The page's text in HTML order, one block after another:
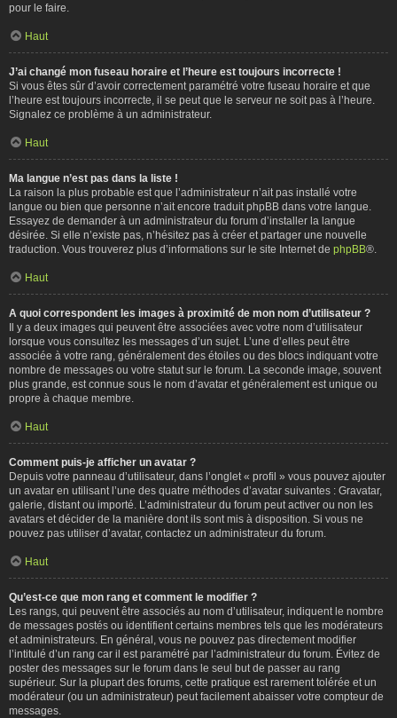
pour le faire.
Haut
J’ai changé mon fuseau horaire et l’heure est toujours incorrecte !
Si vous êtes sûr d’avoir correctement paramétré votre fuseau horaire et que
l’heure est toujours incorrecte, il se peut que le serveur ne soit pas à l’heure.
Signalez ce problème à un administrateur.
Haut
Ma langue n’est pas dans la liste !
La raison la plus probable est que l’administrateur n’ait pas installé votre
langue ou bien que personne n’ait encore traduit phpBB dans votre langue.
Essayez de demander à un administrateur du forum d’installer la langue
désirée. Si elle n’existe pas, n’hésitez pas à créer et partager une nouvelle
traduction. Vous trouverez plus d’informations sur le site Internet de phpBB®.
Haut
A quoi correspondent les images à proximité de mon nom d’utilisateur ?
Il y a deux images qui peuvent être associées avec votre nom d’utilisateur
lorsque vous consultez les messages d’un sujet. L’une d’elles peut être
associée à votre rang, généralement des étoiles ou des blocs indiquant votre
nombre de messages ou votre statut sur le forum. La seconde image, souvent
plus grande, est connue sous le nom d’avatar et généralement est unique ou
propre à chaque membre.
Haut
Comment puis-je afficher un avatar ?
Depuis votre panneau d’utilisateur, dans l’onglet « profil » vous pouvez ajouter
un avatar en utilisant l’une des quatre méthodes d’avatar suivantes : Gravatar,
galerie, distant ou importé. L’administrateur du forum peut activer ou non les
avatars et décider de la manière dont ils sont mis à disposition. Si vous ne
pouvez pas utiliser d’avatar, contactez un administrateur du forum.
Haut
Qu’est-ce que mon rang et comment le modifier ?
Les rangs, qui peuvent être associés au nom d’utilisateur, indiquent le nombre
de messages postés ou identifient certains membres tels que les modérateurs
et administrateurs. En général, vous ne pouvez pas directement modifier
l’intitulé d’un rang car il est paramétré par l’administrateur du forum. Évitez de
poster des messages sur le forum dans le seul but de passer au rang
supérieur. Sur la plupart des forums, cette pratique est rarement tolérée et un
modérateur (ou un administrateur) peut facilement abaisser votre compteur de
messages.